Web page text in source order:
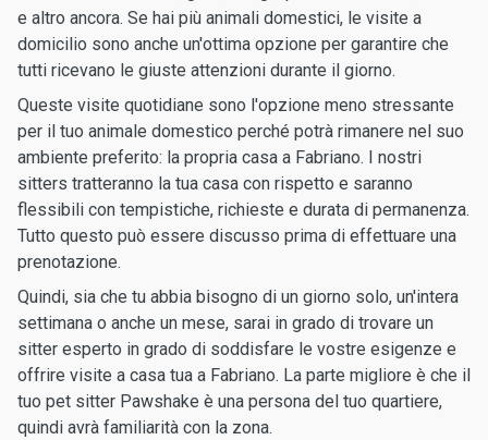
e altro ancora. Se hai più animali domestici, le visite a
domicilio sono anche un'ottima opzione per garantire che
tutti ricevano le giuste attenzioni durante il giorno.
Queste visite quotidiane sono l'opzione meno stressante
per il tuo animale domestico perché potrà rimanere nel suo
ambiente preferito: la propria casa a Fabriano. I nostri
sitters tratteranno la tua casa con rispetto e saranno
flessibili con tempistiche, richieste e durata di permanenza.
Tutto questo può essere discusso prima di effettuare una
prenotazione.
Quindi, sia che tu abbia bisogno di un giorno solo, un'intera
settimana o anche un mese, sarai in grado di trovare un
sitter esperto in grado di soddisfare le vostre esigenze e
offrire visite a casa tua a Fabriano. La parte migliore è che il
tuo pet sitter Pawshake è una persona del tuo quartiere,
quindi avrà familiarità con la zona.